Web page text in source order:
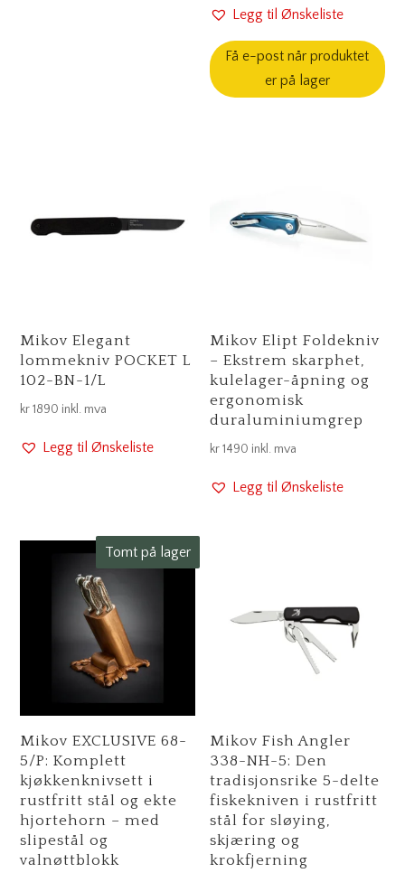
Legg til Ønskeliste
Få e-post når produktet
er på lager
Mikov Elegant
lommekniv POCKET L
102-BN-1/L
kr1890 inkl. mva
Legg til Ønskeliste
Mikov Elipt Foldekniv
– Ekstrem skarphet,
kulelager-åpning og
ergonomisk
duraluminiumgrep
kr1490 inkl. mva
Legg til Ønskeliste
Tomt på lager
Mikov EXCLUSIVE 68-
5/P: Komplett
kjøkkenknivsett i
rustfritt stål og ekte
hjortehorn – med
slipestål og
valnøttblokk
Mikov Fish Angler
338-NH-5: Den
tradisjonsrike 5-delte
fiskekniven i rustfritt
stål for sløying,
skjæring og
krokfjerning